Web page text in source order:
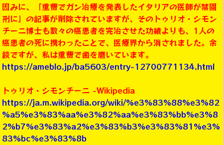
因みに、「重曹でガン治療を発表したイタリアの医師が禁固
刑に」の記事が削除されていますが、そのトゥリオ・シモン
チーニ博士も数々の癌患者を完治させた功績よりも、1人の
癌患者の死に携わったことで、医療界から消されました。余
談ですが、私は重曹で歯を磨いています。
https://ameblo.jp/ba5603/entry-12700771134.html
トゥリオ・シモンチーニ -Wikipedia
https://ja.m.wikipedia.org/wiki/%e3%83%88%e3%82
%a5%e3%83%aa%e3%82%aa%e3%83%bb%e3%8
2%b7%e3%83%a2%e3%83%b3%e3%83%81%e3%
83%bc%e3%83%8b